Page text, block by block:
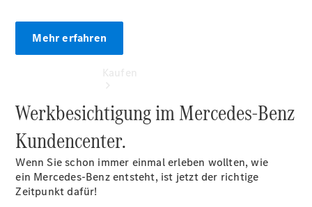
Übersicht
Mehr erfahren
Werkbesichtigung im Mercedes-Benz
Kundencenter.
Wenn Sie schon immer einmal erleben wollten, wie
ein Mercedes-Benz entsteht, ist jetzt der richtige
Zeitpunkt dafür!